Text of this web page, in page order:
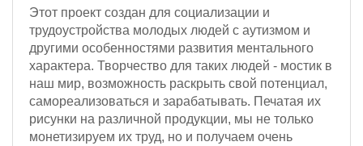
Этот проект создан для социализации и
трудоустройства молодых людей с аутизмом и
другими особенностями развития ментального
характера. Творчество для таких людей - мостик в
наш мир, возможность раскрыть свой потенциал,
самореализоваться и зарабатывать. Печатая их
рисунки на различной продукции, мы не только
монетизируем их труд, но и получаем очень